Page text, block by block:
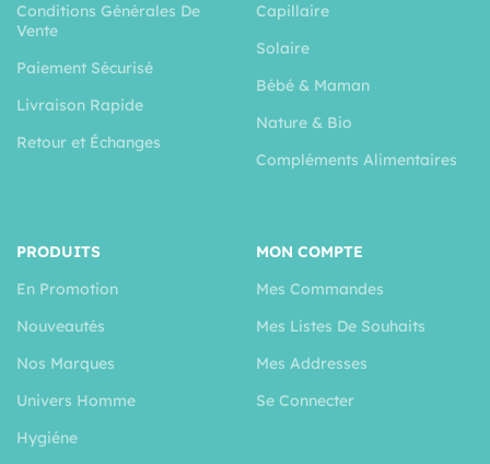
Conditions Générales De
Vente
Paiement Sécurisé
Livraison Rapide
Retour et Échanges
Capillaire
Solaire
Bébé & Maman
Nature & Bio
Compléments Alimentaires
PRODUITS
En Promotion
Nouveautés
Nos Marques
Univers Homme
Hygiéne
MON COMPTE
Mes Commandes
Mes Listes De Souhaits
Mes Addresses
Se Connecter